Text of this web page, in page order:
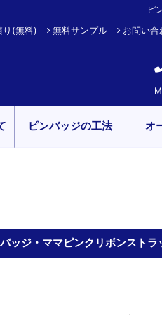
ピ
り(無料) 無料サンプル お問い合
ピンバッジの工法 オ
ッジ・ママピンクリボンストラ